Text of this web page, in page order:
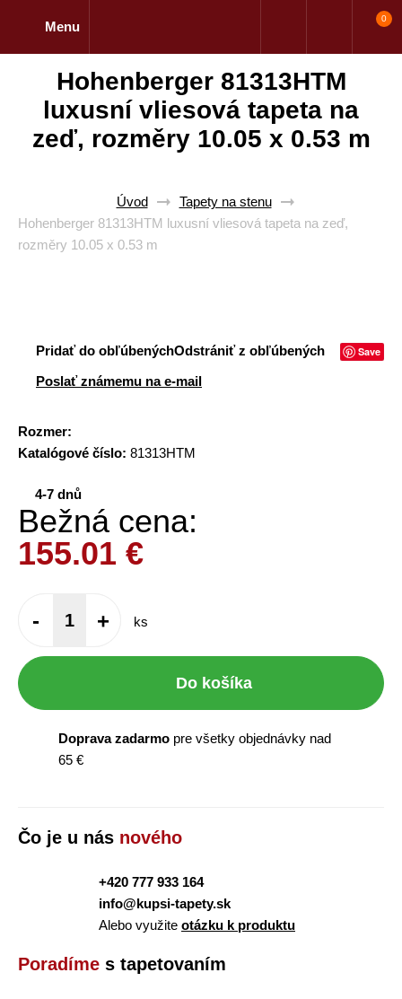
Menu
0
Hohenberger 81313HTM
luxusní vliesová tapeta na
zeď, rozměry 10.05 x 0.53 m
Úvod
Tapety na stenu
Hohenberger 81313HTM luxusní vliesová tapeta na zeď,
rozměry 10.05 x 0.53 m
Pridať do obľúbenýchOdstrániť z obľúbených Save
Poslať známemu na e-mail
Rozmer:
Katalógové číslo: 81313HTM
4-7 dnů
Bežná cena:
155.01 €
- + ks
Do košíka
Doprava zadarmo pre všetky objednávky nad
65 €
Čo je u nás nového
+420 777 933 164
info@kupsi-tapety.sk
Alebo využite otázku k produktu
Poradíme s tapetovaním